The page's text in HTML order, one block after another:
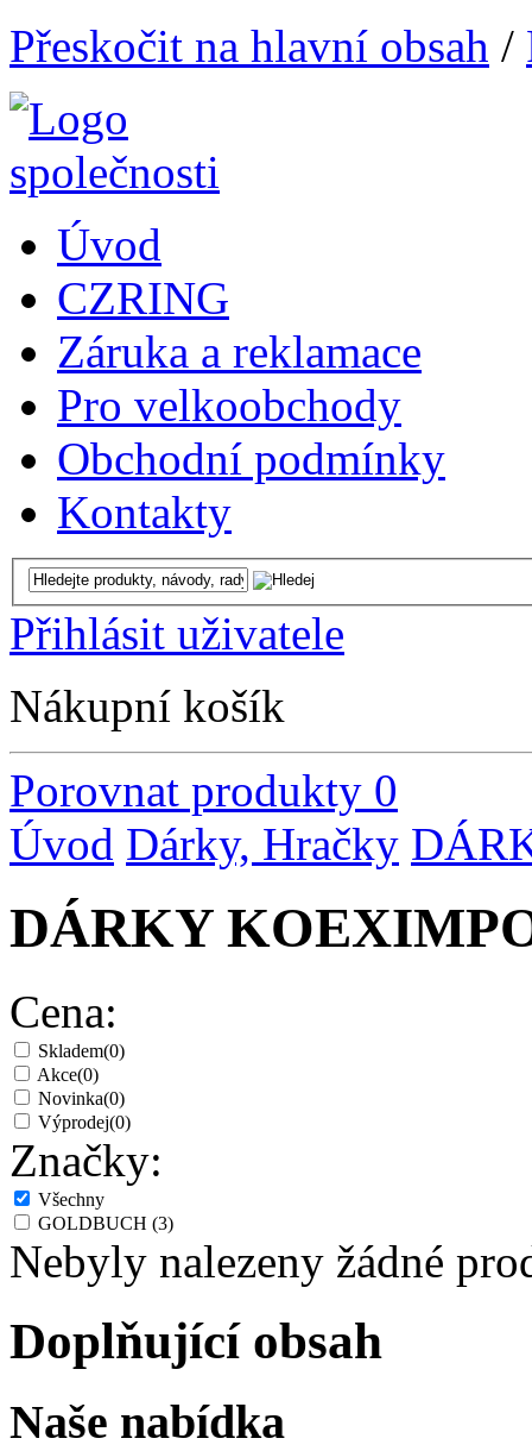
Přeskočit na hlavní obsah /
Úvod
CZRING
Záruka a reklamace
Pro velkoobchody
Obchodní podmínky
Kontakty
Přihlásit uživatele
Nákupní košík
Porovnat produkty 0
Úvod Dárky, Hračky
DÁRKY
Cena:
Skladem(0)
Akce(0)
Novinka(0)
Výprodej(0)
Značky:
Všechny
GOLDBUCH (3)
Nebyly nalezeny žádné
Doplňující obsah
Naše nabídka